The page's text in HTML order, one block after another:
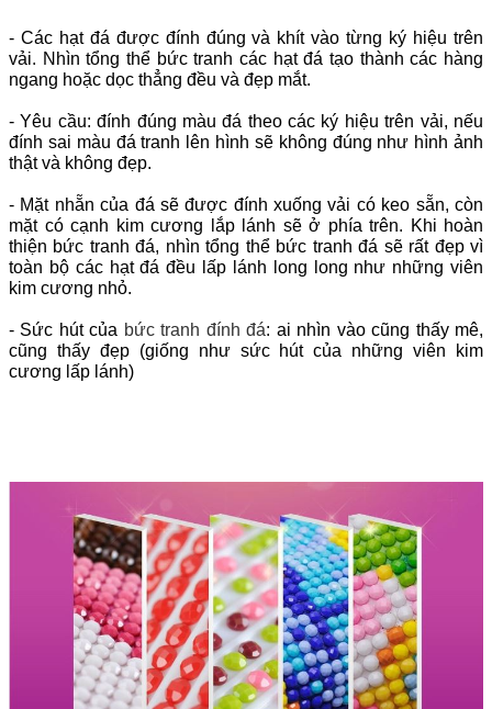
- Các hạt đá được đính đúng và khít vào từng ký hiệu trên
vải. Nhìn tổng thể bức tranh các hạt đá tạo thành các hàng
ngang hoặc dọc thẳng đều và đẹp mắt.
- Yêu cầu: đính đúng màu đá theo các ký hiệu trên vải, nếu
đính sai màu đá tranh lên hình sẽ không đúng như hình ảnh
thật và không đẹp.
- Mặt nhẵn của đá sẽ được đính xuống vải có keo sẵn, còn
mặt có cạnh kim cương lắp lánh sẽ ở phía trên. Khi hoàn
thiện bức tranh đá, nhìn tổng thể bức tranh đá sẽ rất đẹp vì
toàn bộ các hạt đá đều lấp lánh long long như những viên
kim cương nhỏ.
- Sức hút của bức tranh đính đá: ai nhìn vào cũng thấy mê,
cũng thấy đẹp (giống như sức hút của những viên kim
cương lấp lánh)